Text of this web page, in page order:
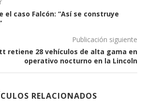
el caso Falcón: “Así se construye
Publicación siguiente
retiene 28 vehículos de alta gama en
operativo nocturno en la Lincoln
RELACIONADOS